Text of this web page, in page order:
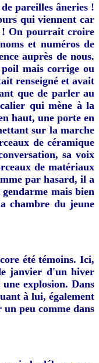
pareilles âneries !
qui viennent car
! On pourrait croire
et numéros de
auprès de nous.
mais corrige ou
renseigné et avait
que de parler au
qui mène à la
haut, une porte en
sur la marche
de céramique
sa voix
de matériaux
par hasard, il a
mais bien
chambre du jeune
été témoins. Ici,
janvier d'un hiver
explosion. Dans
à lui, également
peu comme dans